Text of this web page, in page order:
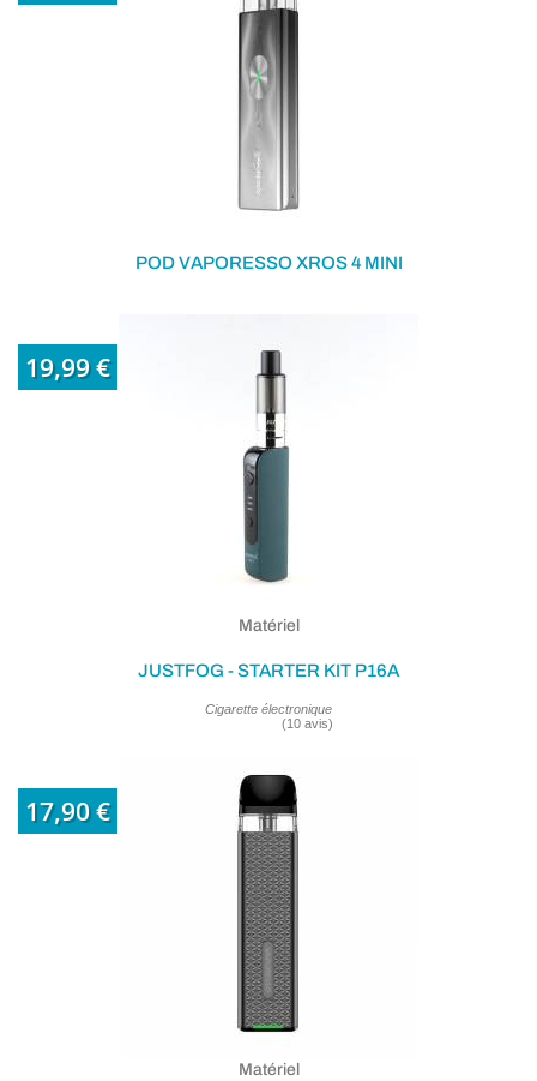
POD VAPORESSO XROS 4 MINI
19,99 €
Matériel
JUSTFOG - STARTER KIT P16A
Cigarette électronique
17,90 €
Matériel